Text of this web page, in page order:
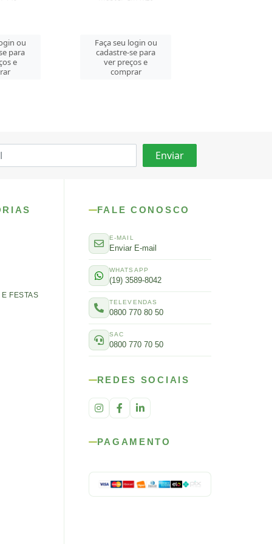
ou
para
e
Faça seu login ou
cadastre-se para
ver preços e
comprar
FESTAS
FALE CONOSCO
E-MAIL
Enviar E-mail
WHATSAPP
(19) 3589-8042
TELEVENDAS
0800 770 80 50
SAC
0800 770 70 50
REDES SOCIAIS
PAGAMENTO